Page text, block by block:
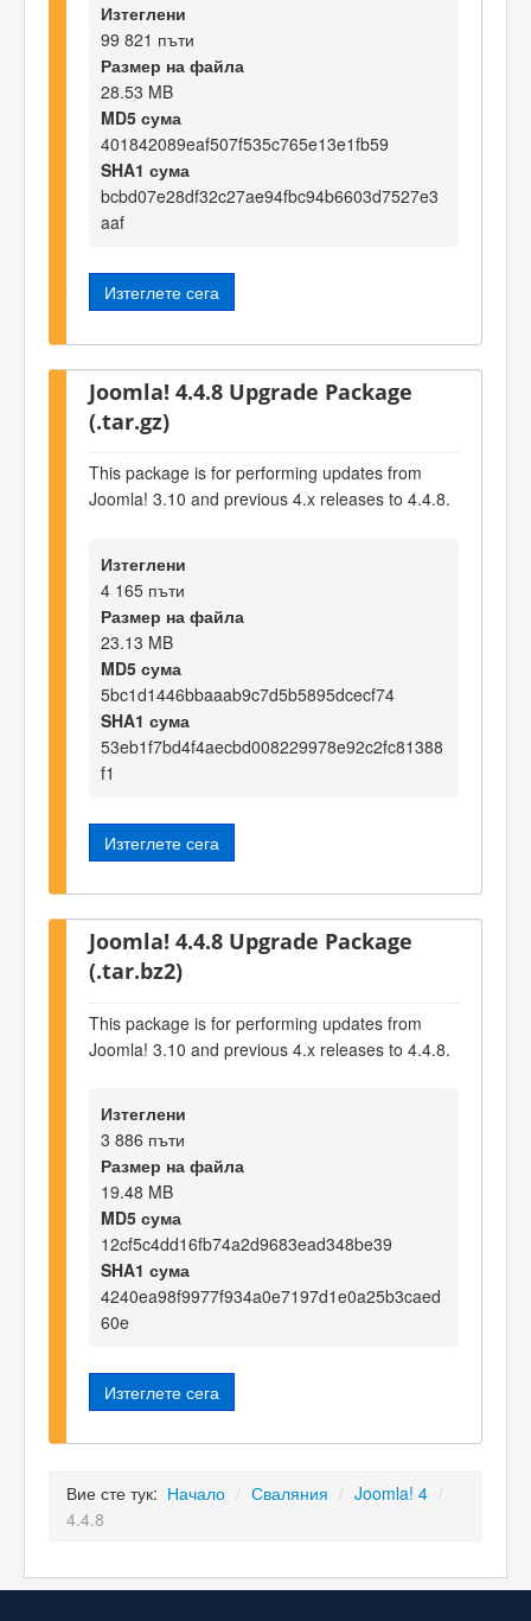
Изтеглени
99 821 пъти
Размер на файла
28.53 MB
MD5 сума
401842089eaf507f535c765e13e1fb59
SHA1 сума
bcbd07e28df32c27ae94fbc94b6603d7527e3
aaf
Изтеглете сега
Joomla! 4.4.8 Upgrade Package
(.tar.gz)
This package is for performing updates from
Joomla! 3.10 and previous 4.x releases to 4.4.8.
Изтеглени
4 165 пъти
Размер на файла
23.13 MB
MD5 сума
5bc1d1446bbaaab9c7d5b5895dcecf74
SHA1 сума
53eb1f7bd4f4aecbd008229978e92c2fc81388
f1
Изтеглете сега
Joomla! 4.4.8 Upgrade Package
(.tar.bz2)
This package is for performing updates from
Joomla! 3.10 and previous 4.x releases to 4.4.8.
Изтеглени
3 886 пъти
Размер на файла
19.48 MB
MD5 сума
12cf5c4dd16fb74a2d9683ead348be39
SHA1 сума
4240ea98f9977f934a0e7197d1e0a25b3caed
60e
Изтеглете сега
Вие сте тук: Начало / Сваляния / Joomla! 4 /
4.4.8